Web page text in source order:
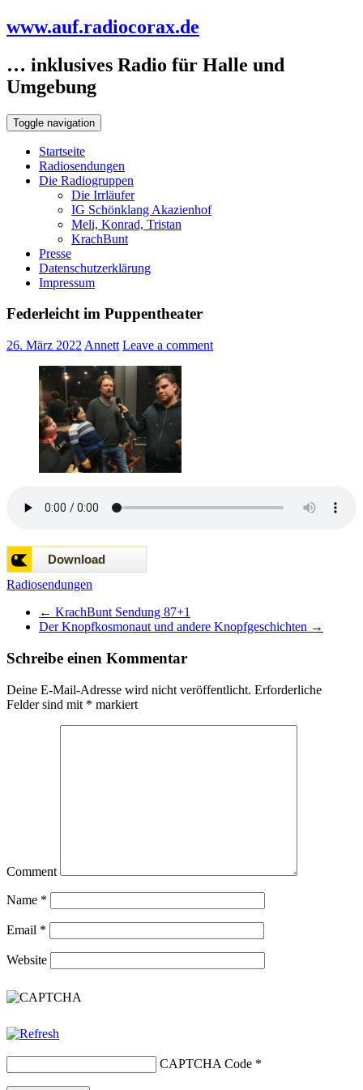
www.auf.radiocorax.de
… inklusives Radio für Halle und
Umgebung
Toggle navigation
Startseite
Radiosendungen
Die Radiogruppen
Die Irrläufer
IG Schönklang Akazienhof
Meli, Konrad, Tristan
KrachBunt
Presse
Datenschutzerklärung
Impressum
Federleicht im Puppentheater
26. März 2022 Annett Leave a comment
Radiosendungen
← KrachBunt Sendung 87+1
Der Knopfkosmonaut und andere Knopfgeschichten →
Schreibe einen Kommentar
Deine E-Mail-Adresse wird nicht veröffentlicht. Erforderliche
Felder sind mit * markiert
Comment
Name *
Email *
Website
CAPTCHA Code *